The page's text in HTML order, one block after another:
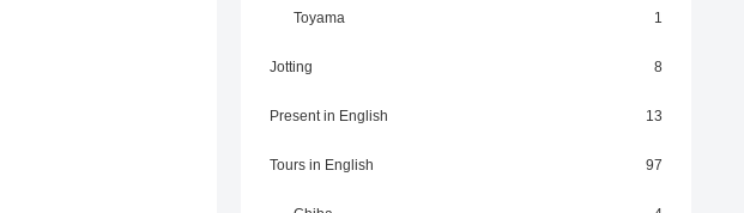
Toyama 1
Jotting 8
Present in English 13
Tours in English 97